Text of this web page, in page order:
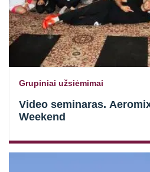
Grupiniai užsiėmimai
Video seminaras.
Weekend